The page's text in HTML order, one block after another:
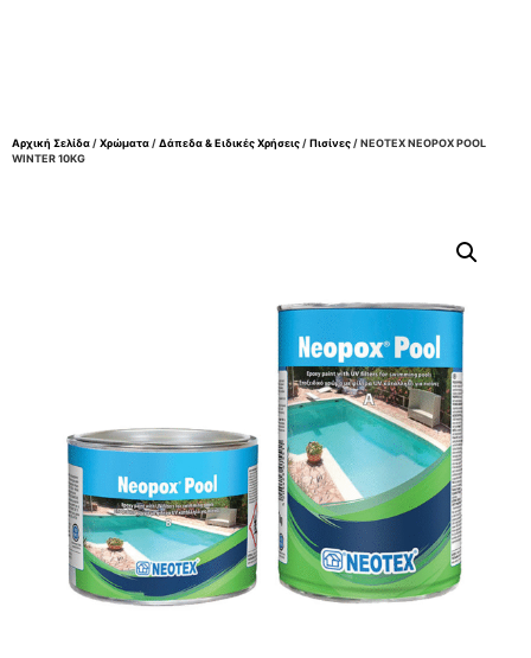
Αρχική Σελίδα/Χρώματα/Δάπεδα & Ειδικές Χρήσεις/Πισίνες/ NEOTEX NEOPOX POOL
WINTER 10KG